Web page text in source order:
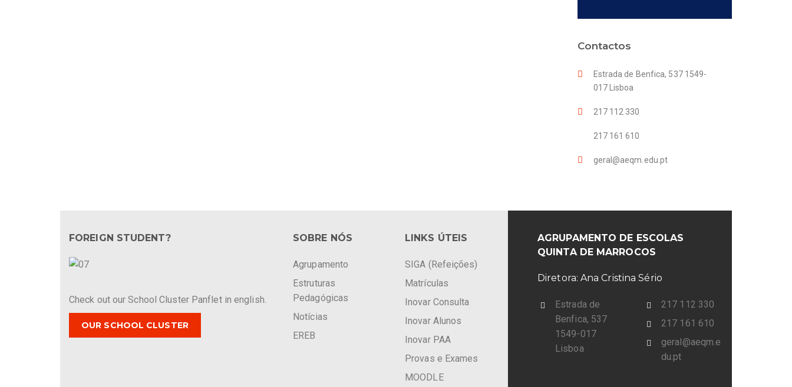
Contactos
Estrada de Benfica, 537 1549-
017 Lisboa
217 112 330
217 161 610
geral@aeqm.edu.pt
FOREIGN STUDENT?
Check out our School Cluster Panflet in english.
OUR SCHOOL CLUSTER
SOBRE NÓS
Agrupamento
Estruturas
Pedagógicas
Notícias
EREB
LINKS ÚTEIS
SIGA (Refeições)
Matrículas
Inovar Consulta
Inovar Alunos
Inovar PAA
Provas e Exames
MOODLE
AGRUPAMENTO DE ESCOLAS
QUINTA DE MARROCOS
Diretora: Ana Cristina Sério
Estrada de
Benfica, 537
1549-017
Lisboa
217 112 330
217 161 610
geral@aeqm.e
du.pt